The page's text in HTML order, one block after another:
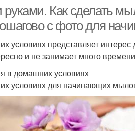
Как сделать
с фото для
условиях представляет
и не занимает много
в домашних условиях
условиях для начинающих